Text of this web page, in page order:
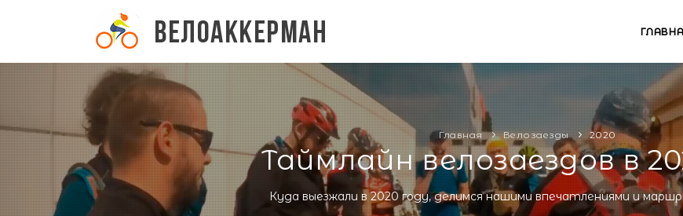
ВЕЛОАККЕРМАН
Главная Велозаезды 2020
Таймлайн велозаездов в
Куда выезжали в 2020 году, делимся нашими впечатлениями и